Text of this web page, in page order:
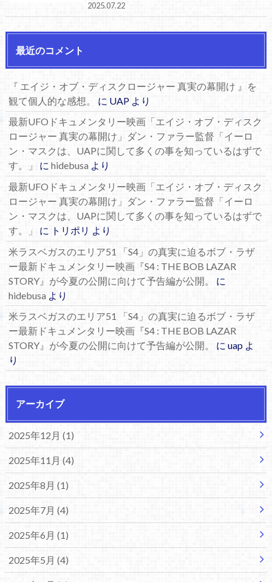
2025.07.22
最近のコメント
『 エイジ・オブ・ディスクロージャー 真実の幕開け 』を
観て個人的な感想。
に UAPより
最新UFOドキュメンタリー映画「エイジ・オブ・ディスク
ロージャー 真実の幕開け」ダン・ファラー監督「イーロ
ン・マスクは、UAPに関して多くの事を知っているはずで
す。」
に hidebusaより
最新UFOドキュメンタリー映画「エイジ・オブ・ディスク
ロージャー 真実の幕開け」ダン・ファラー監督「イーロ
ン・マスクは、UAPに関して多くの事を知っているはずで
す。」
に トリポリ より
米ラスベガスのエリア51 「S4」の真実に迫るボブ・ラザ
ー最新ドキュメンタリー映画『S4 : THE BOB LAZAR
STORY』が今夏の公開に向けて予告編が公開。
に
hidebusaより
米ラスベガスのエリア51 「S4」の真実に迫るボブ・ラザ
ー最新ドキュメンタリー映画『S4 : THE BOB LAZAR
STORY』が今夏の公開に向けて予告編が公開。
に uapよ
り
アーカイブ
2025年12月 (1)
2025年11月 (4)
2025年8月 (1)
2025年7月 (4)
2025年6月 (1)
2025年5月 (4)